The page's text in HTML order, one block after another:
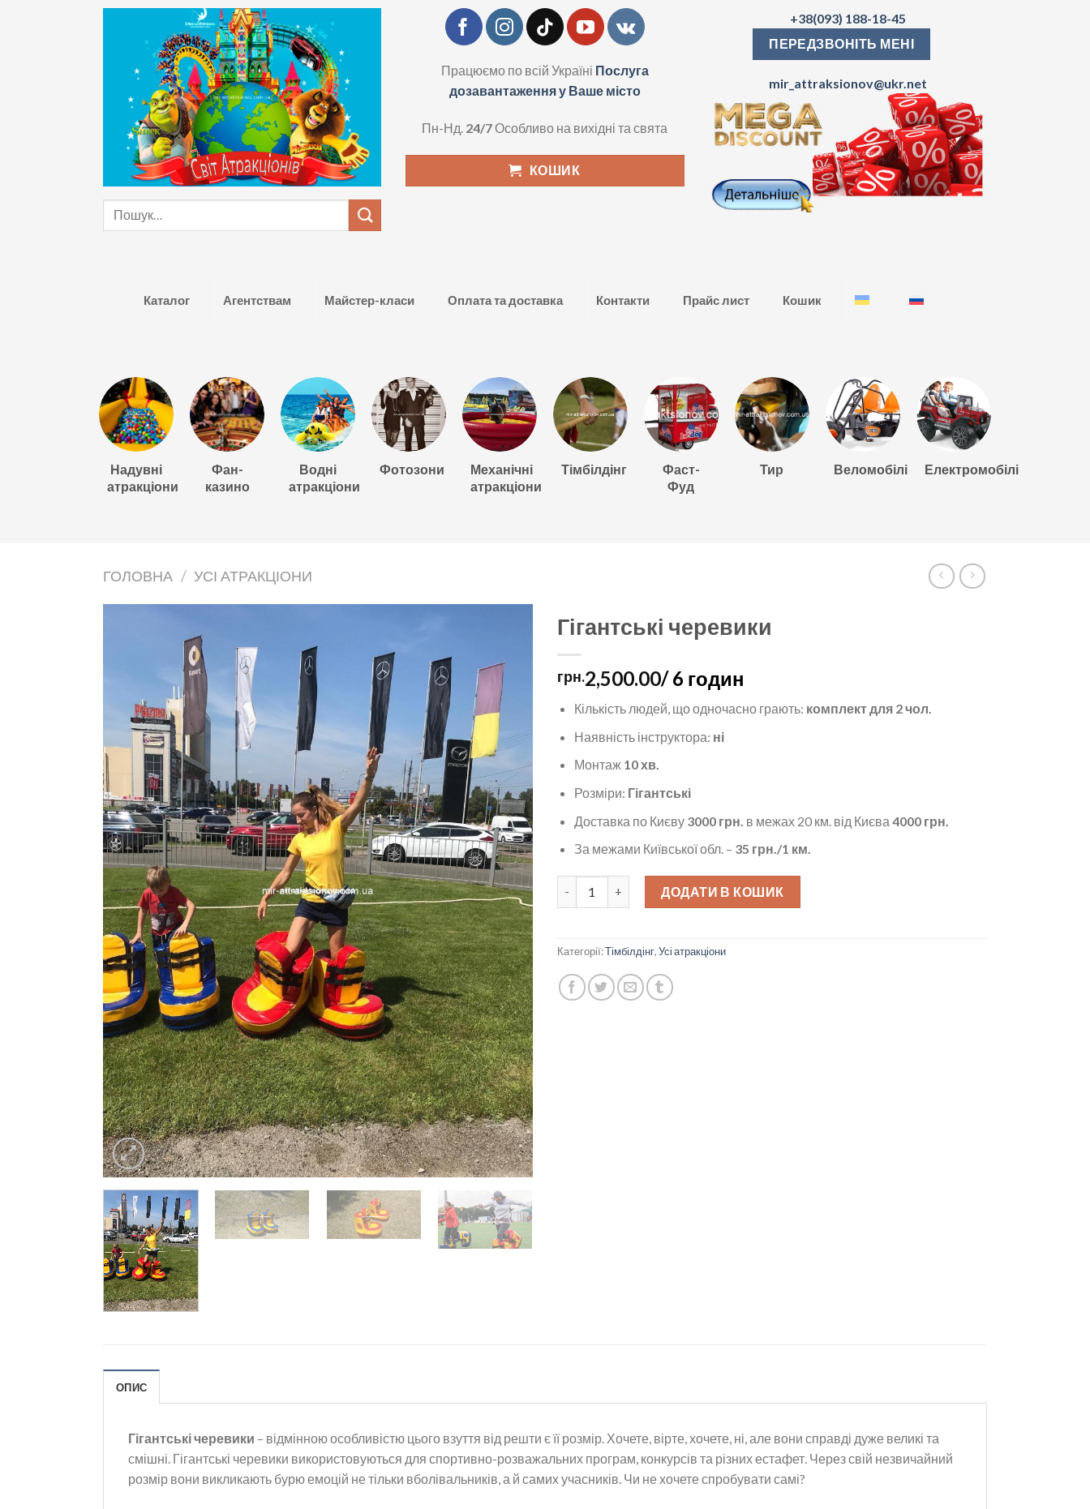
Шукати:
Працюємо по всій Україні Послуга
дозавантаження у Ваше місто
Пн-Нд. 24/7Особливо на вихідні та свята
КОШИК
+38(093) 188-18-45
ПЕРЕДЗВОНІТЬ МЕНІ
mir_attraksionov@ukr.net
Каталог Агентствам Майстер-класи Оплата та доставка Контакти Прайс лист Кошик
Надувні
атракціони
Фан-
казино
Водні
атракціони
Фотозони
Механічні
атракціони
Тімбілдінг
Фаст-
Фуд
Тир Веломобілі Електромобілі
ГОЛОВНА / УСІ АТРАКЦІОНИ
Гігантські черевики
грн.2,500.00/ 6 годин
Кількість людей, що одночасно грають: комплект для 2 чол.
Наявність інструктора: ні
Монтаж 10 хв.
Розміри: Гігантські
Доставка по Києву 3000 грн. в межах 20 км. від Києва 4000 грн.
За межами Київської обл. – 35 грн./1 км.
Гігантські черевики кількістьДОДАТИ В КОШИК
Категорії:Тімбілдінг,Усі атракціони
ОПИС
Гігантські черевики – відмінною особливістю цього взуття від решти є її розмір. Хочете, вірте, хочете, ні, але вони справді дуже великі та
смішні. Гігантські черевики використовуються для спортивно-розважальних програм, конкурсів та різних естафет. Через свій незвичайний
розмір вони викликають бурю емоцій не тільки вболівальників, а й самих учасників. Чи не хочете спробувати самі?